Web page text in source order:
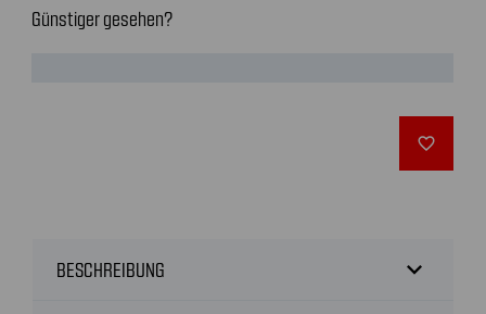
Günstiger gesehen?
favorite_outline
BESCHREIBUNG expand_more